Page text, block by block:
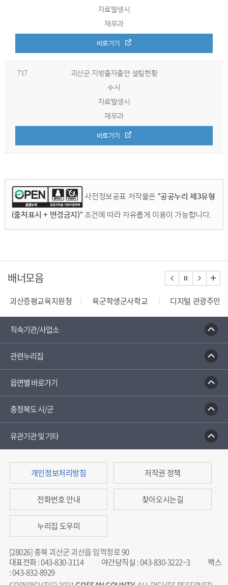
자료발생시
재무과
바로가기
717
괴산군 지방출자출연 설립현황
수시
자료발생시
재무과
바로가기
사전정보공표 저작물은 "공공누리 제3유형
(출처표시 + 변경금지)" 조건에 따라 자유롭게 이용이 가능합니다.
배너모음
괴산증평교육지원청 육군학생군사학교
디지털 관광주민증
직속기관/사업소
관련누리집
읍면별 바로가기
충청북도 시/군
유관기관 및 기타
개인정보처리방침 저작권 정책
전화번호 안내 찾아오시는길
누리집 도우미
[28026] 충북 괴산군 괴산읍 임꺽정로 90
대표전화:043-830-3114 야간당직실 :043-830-3222~3
팩스
:043-832-8929